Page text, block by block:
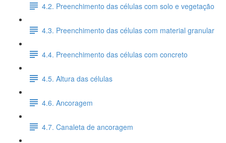
4.2. Preenchimento das células com solo e vegetação
4.3. Preenchimento das células com material granular
4.4. Preenchimento das células com concreto
4.5. Altura das células
4.6. Ancoragem
4.7. Canaleta de ancoragem